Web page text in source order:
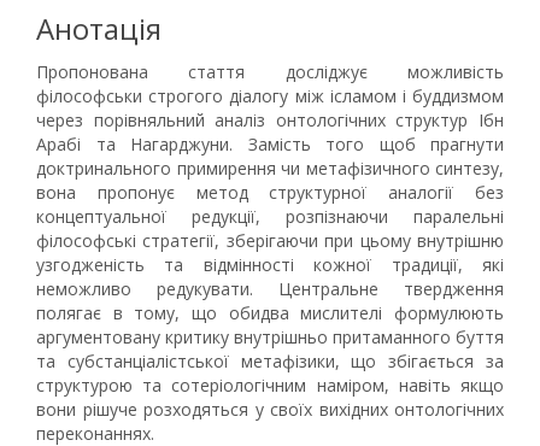
Анотація
Пропонована стаття досліджує можливість
філософськи строгого діалогу між ісламом і буддизмом
через порівняльний аналіз онтологічних структур Ібн
Арабі та Нагарджуни. Замість того щоб прагнути
доктринального примирення чи метафізичного синтезу,
вона пропонує метод структурної аналогії без
концептуальної редукції, розпізнаючи паралельні
філософські стратегії, зберігаючи при цьому внутрішню
узгодженість та відмінності кожної традиції, які
неможливо редукувати. Центральне твердження
полягає в тому, що обидва мислителі формулюють
аргументовану критику внутрішньо притаманного буття
та субстанціалістської метафізики, що збігається за
структурою та сотеріологічним наміром, навіть якщо
вони рішуче розходяться у своїх вихідних онтологічних
переконаннях.